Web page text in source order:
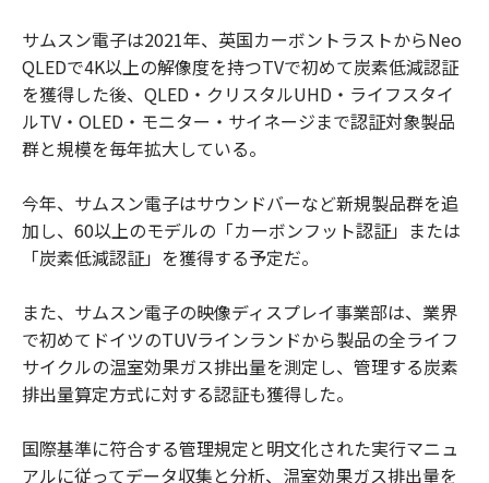
サムスン電子は2021年、英国カーボントラストからNeo
QLEDで4K以上の解像度を持つTVで初めて炭素低減認証
を獲得した後、QLED・クリスタルUHD・ライフスタイ
ルTV・OLED・モニター・サイネージまで認証対象製品
群と規模を毎年拡大している。
今年、サムスン電子はサウンドバーなど新規製品群を追
加し、60以上のモデルの「カーボンフット認証」または
「炭素低減認証」を獲得する予定だ。
また、サムスン電子の映像ディスプレイ事業部は、業界
で初めてドイツのTUVラインランドから製品の全ライフ
サイクルの温室効果ガス排出量を測定し、管理する炭素
排出量算定方式に対する認証も獲得した。
国際基準に符合する管理規定と明文化された実行マニュ
アルに従ってデータ収集と分析、温室効果ガス排出量を